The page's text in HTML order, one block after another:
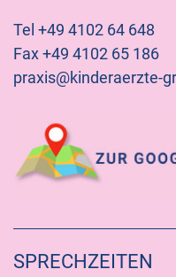
Tel +49 4102 64 648
Fax +49 4102 65 186
praxis@kinderaerzte-
SPRECHZEITEN